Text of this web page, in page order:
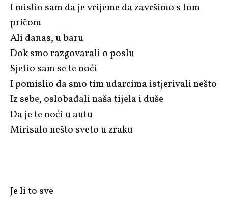
I mislio sam da je vrijeme da završimo s tom
pričom
Ali danas, u baru
Dok smo razgovarali o poslu
Sjetio sam se te noći
I pomislio da smo tim udarcima istjerivali nešto
Iz sebe, oslobađali naša tijela i duše
Da je te noći u autu
Mirisalo nešto sveto u zraku
Je li to sve